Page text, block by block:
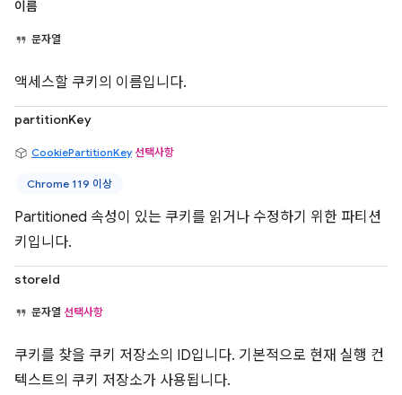
이름
문자열
액세스할 쿠키의 이름입니다.
partitionKey
CookiePartitionKey 선택사항
Chrome 119 이상
Partitioned 속성이 있는 쿠키를 읽거나 수정하기 위한 파티션
키입니다.
storeId
문자열 선택사항
쿠키를 찾을 쿠키 저장소의 ID입니다. 기본적으로 현재 실행 컨
텍스트의 쿠키 저장소가 사용됩니다.